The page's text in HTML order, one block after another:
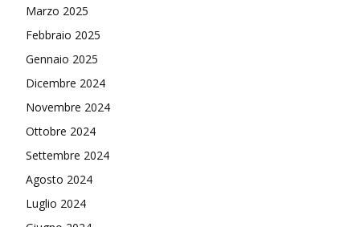
Marzo 2025
Febbraio 2025
Gennaio 2025
Dicembre 2024
Novembre 2024
Ottobre 2024
Settembre 2024
Agosto 2024
Luglio 2024